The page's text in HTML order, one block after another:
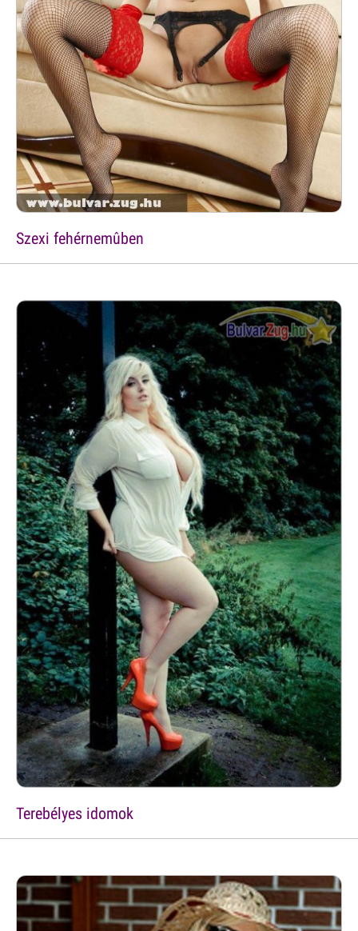
Szexi fehérnemûben
Terebélyes idomok